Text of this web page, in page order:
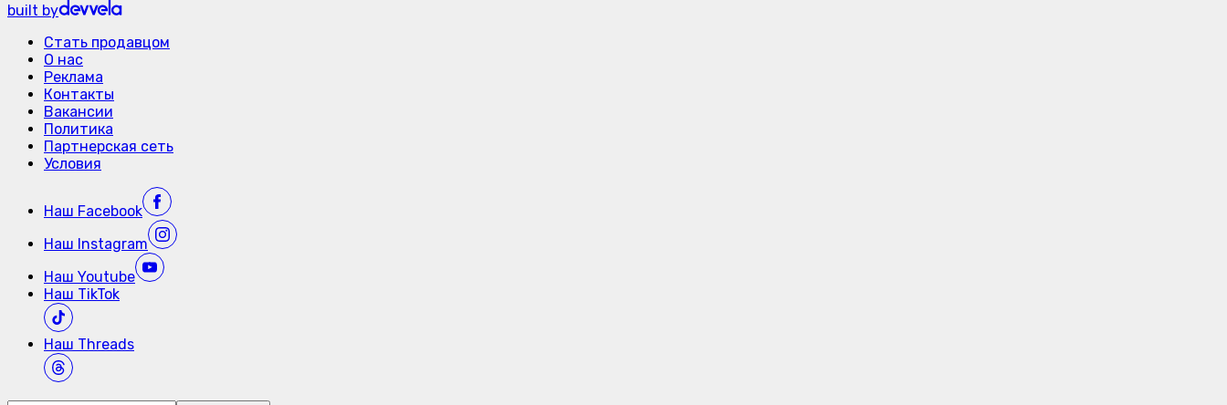
built by
Стать продавцом
О нас
Реклама
Контакты
Вакансии
Политика
Партнерская сеть
Условия
Наш Facebook
Наш Instagram
Наш Youtube
Наш TikTok
Наш Threads